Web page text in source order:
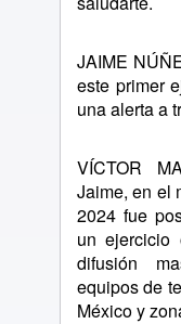
JAIME
este primer
una alerta a
VÍCTOR
Jaime, en el
2024 fue
un
difusión
equipos de
México y